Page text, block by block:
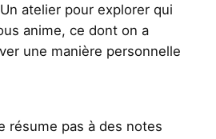
atelier pour explorer qui
anime, ce dont on a
une manière personnelle
résume pas à des notes